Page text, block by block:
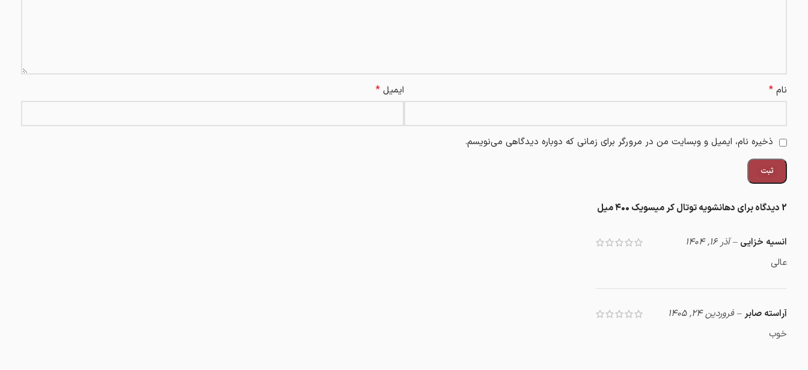
2 دیدگاه برای دهانشویه توتال کر میسویک ۴۰۰ میل
انسیه خزایی – آذر 16, 1404
عالی
آراسته صابر– فروردین 24, 1405
خوب
نام * ایمیل *
ذخیره نام، ایمیل و وبسایت من در مرورگر برای زمانی که دوباره دیدگاهی می‌نویسم.